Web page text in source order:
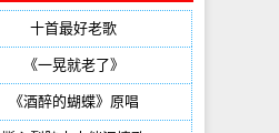
十首最好老歌
《一晃就老了》
《酒醉的蝴蝶》原唱